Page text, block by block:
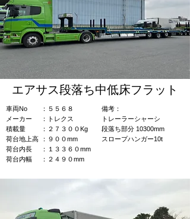
エアサス段落ち中低床フラット
：５５６８
​：トレクス
：２７３００Kg
：９００mm
：１３３６０mm
：２４９０mm
​備考：​
​​トレーラーシャーシ
​段落ち部分 10300mm
​スロープハンガー10t
車両No
​メーカー
積載量
荷台地上高
荷台内長
荷台内幅